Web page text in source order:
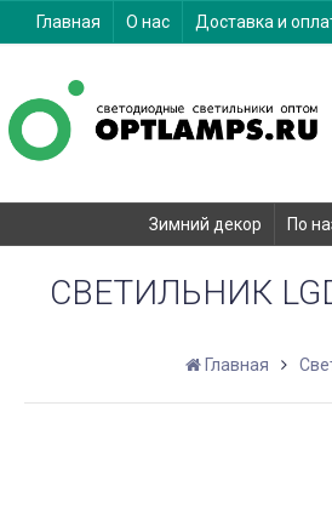
Главная О нас Доставка и
Зимний декор По
СВЕТИЛЬНИК
Главная